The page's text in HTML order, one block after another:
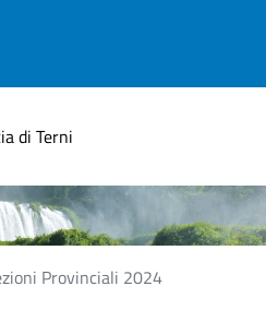
di Terni
Provinciali 2024